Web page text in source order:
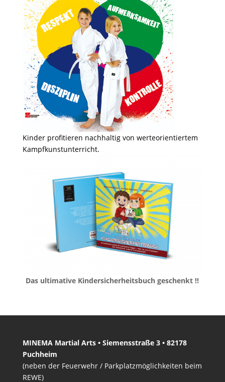
Kinder profitieren nachhaltig von werteorientiertem
Kampfkunstunterricht.
Das ultimative Kindersicherheitsbuch geschenkt !!
MINEMA Martial Arts • Siemensstraße 3 • 82178
Puchheim
(neben der Feuerwehr / Parkplatzmöglichkeiten beim
REWE)